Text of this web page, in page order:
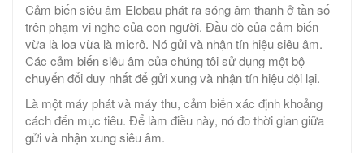
Cảm biến siêu âm Elobau phát ra sóng âm thanh ở tần số
trên phạm vi nghe của con người. Đầu dò của cảm biến
vừa là loa vừa là micrô. Nó gửi và nhận tín hiệu siêu âm.
Các cảm biến siêu âm của chúng tôi sử dụng một bộ
chuyển đổi duy nhất để gửi xung và nhận tín hiệu dội lại.
Là một máy phát và máy thu, cảm biến xác định khoảng
cách đến mục tiêu. Để làm điều này, nó đo thời gian giữa
gửi và nhận xung siêu âm.